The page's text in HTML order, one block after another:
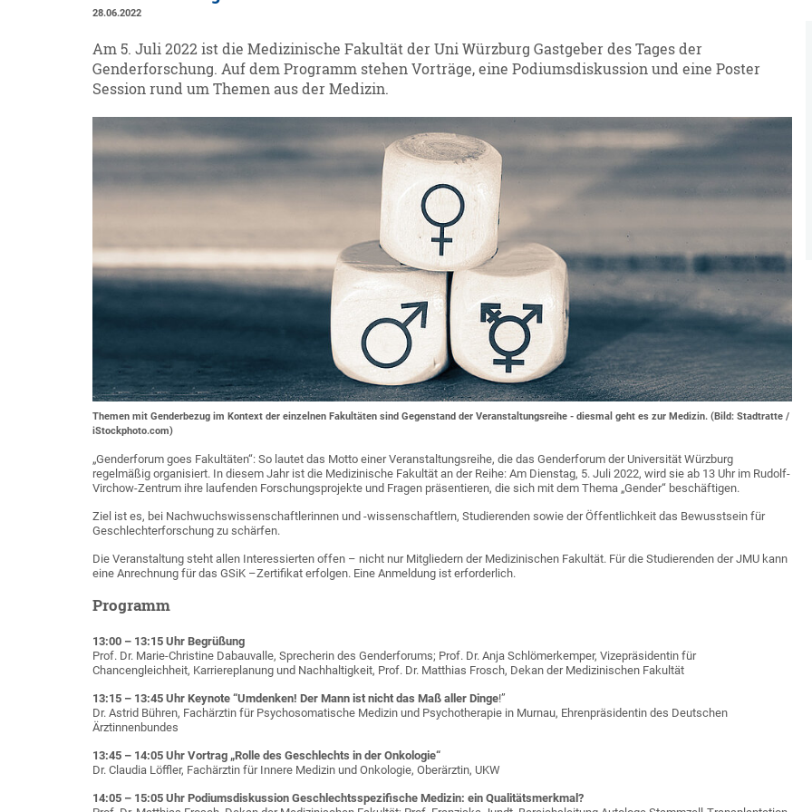
28.06.2022
Am 5. Juli 2022 ist die Medizinische Fakultät der Uni Würzburg Gastgeber des Tages der
Genderforschung. Auf dem Programm stehen Vorträge, eine Podiumsdiskussion und eine Poster
Session rund um Themen aus der Medizin.
Themen mit Genderbezug im Kontext der einzelnen Fakultäten sind Gegenstand der Veranstaltungsreihe - diesmal geht es zur Medizin. (Bild: Stadtratte /
iStockphoto.com)
„Genderforum goes Fakultäten“: So lautet das Motto einer Veranstaltungsreihe, die das Genderforum der Universität Würzburg
regelmäßig organisiert. In diesem Jahr ist die Medizinische Fakultät an der Reihe: Am Dienstag, 5. Juli 2022, wird sie ab 13 Uhr im Rudolf-
Virchow-Zentrum ihre laufenden Forschungsprojekte und Fragen präsentieren, die sich mit dem Thema „Gender“ beschäftigen.
Ziel ist es, bei Nachwuchswissenschaftlerinnen und -wissenschaftlern, Studierenden sowie der Öffentlichkeit das Bewusstsein für
Geschlechterforschung zu schärfen.
Die Veranstaltung steht allen Interessierten offen – nicht nur Mitgliedern der Medizinischen Fakultät. Für die Studierenden der JMU kann
eine Anrechnung für das GSiK –Zertifikat erfolgen. Eine Anmeldung ist erforderlich.
Programm
13:00 – 13:15 Uhr Begrüßung
Prof. Dr. Marie-Christine Dabauvalle, Sprecherin des Genderforums; Prof. Dr. Anja Schlömerkemper, Vizepräsidentin für
Chancengleichheit, Karriereplanung und Nachhaltigkeit, Prof. Dr. Matthias Frosch, Dekan der Medizinischen Fakultät
13:15 – 13:45 Uhr Keynote “Umdenken! Der Mann ist nicht das Maß aller Dinge!”
Dr. Astrid Bühren, Fachärztin für Psychosomatische Medizin und Psychotherapie in Murnau, Ehrenpräsidentin des Deutschen
Ärztinnenbundes
13:45 – 14:05 Uhr Vortrag „Rolle des Geschlechts in der Onkologie“
Dr. Claudia Löffler, Fachärztin für Innere Medizin und Onkologie, Oberärztin, UKW
14:05 – 15:05 Uhr Podiumsdiskussion Geschlechtsspezifische Medizin: ein Qualitätsmerkmal?